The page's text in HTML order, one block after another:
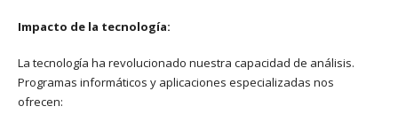
Impacto de la tecnología:
La tecnología ha revolucionado nuestra capacidad de análisis.
Programas informáticos y aplicaciones especializadas nos
ofrecen: